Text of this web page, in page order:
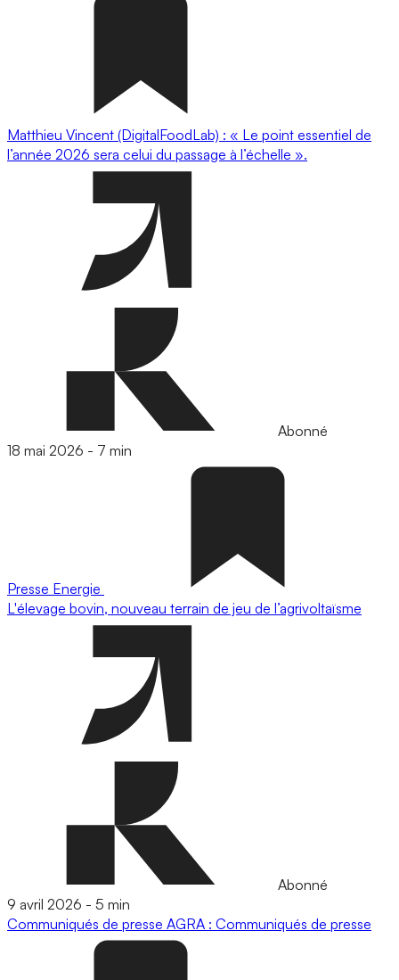
Matthieu Vincent (DigitalFoodLab) : « Le point essentiel de
l’année 2026 sera celui du passage à l’échelle ».
Abonné
18 mai 2026 - 7 min
Presse Energie
L'élevage bovin, nouveau terrain de jeu de l’agrivoltaïsme
Abonné
9 avril 2026 - 5 min
Communiqués de presse AGRA : Communiqués de presse